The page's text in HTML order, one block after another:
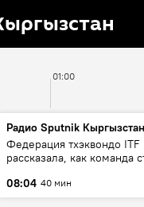
01:00
Радио Sputnik Кыргызстан
Федерация тхэквондо ITF
рассказала, как команда
08:04 40 мин